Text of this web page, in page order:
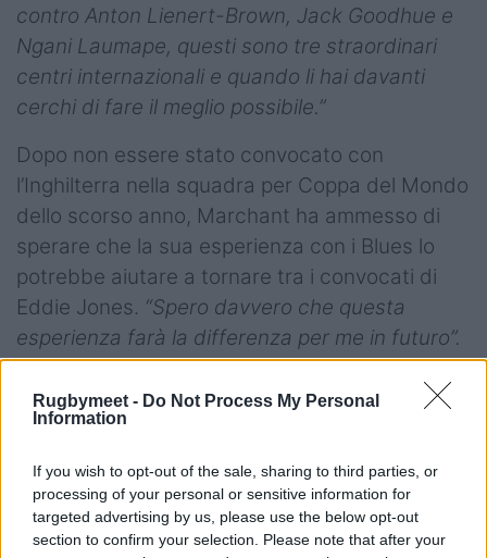
Rugbymeet - Do Not Process My Personal
Information
If you wish to opt-out of the sale, sharing to third parties, or
processing of your personal or sensitive information for
targeted advertising by us, please use the below opt-out
section to confirm your selection. Please note that after your
contro Anton Lienert-Brown, Jack Goodhue e
Ngani Laumape, questi sono tre straordinari
centri internazionali e quando li hai davanti
cerchi di fare il meglio possibile.”
Dopo non essere stato convocato con
l’Inghilterra nella squadra per Coppa del Mondo
dello scorso anno, Marchant ha ammesso di
sperare che la sua esperienza con i Blues lo
potrebbe aiutare a tornare tra i convocati di
Eddie Jones. “Spero davvero che questa
esperienza farà la differenza per me in futuro”.
giocare questa stagione nel Super Rugby,
ancheJamie Roberts, ex nazionale gallese e
British Lions (97 caps), gioca nell’emisfero sud,